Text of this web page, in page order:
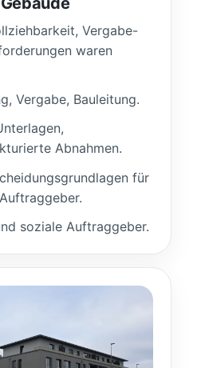
Vergabe-
waren
Vergabe, Bauleitung.
Abnahmen.
für
soziale Auftraggeber.